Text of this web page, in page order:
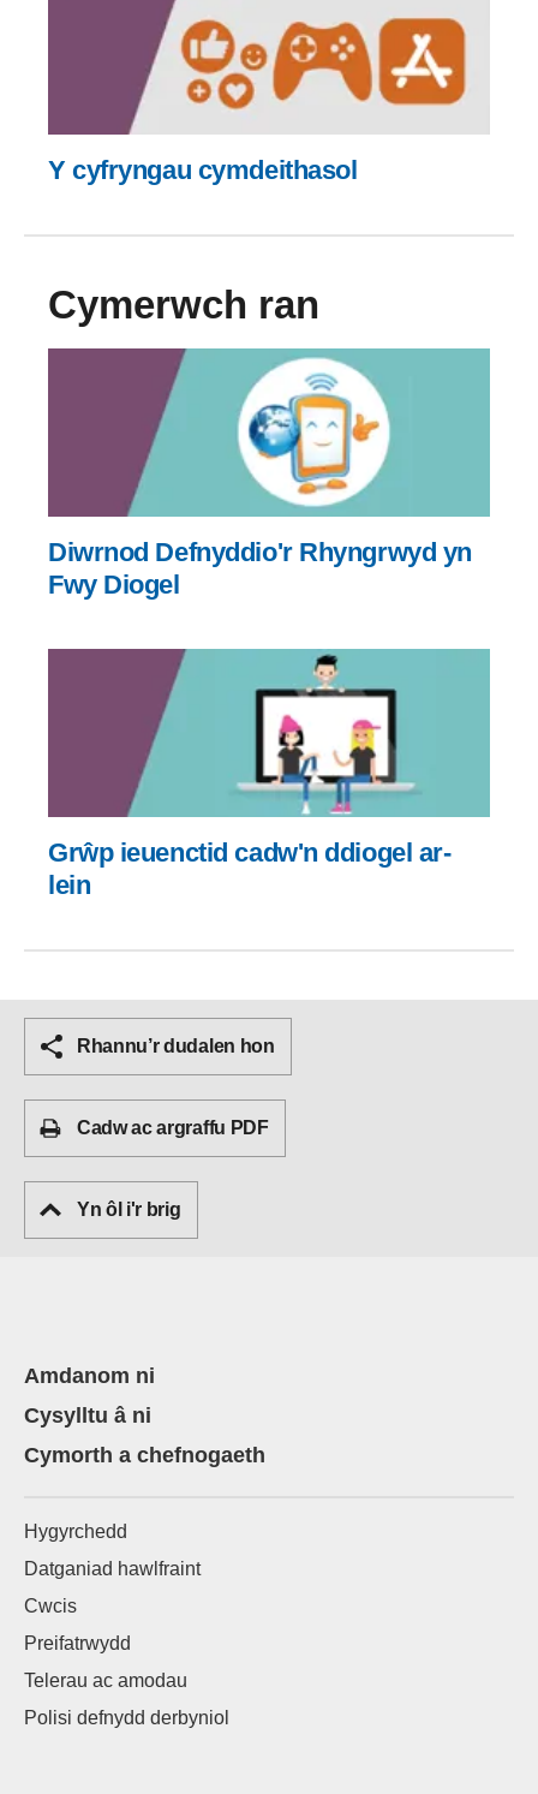
Y cyfryngau cymdeithasol
Cymerwch ran
Diwrnod Defnyddio'r Rhyngrwyd yn
Fwy Diogel
Grŵp ieuenctid cadw'n ddiogel ar-
lein
Rhannu’r dudalen hon
Cadw ac argraffu PDF
Yn ôl i'r brig
Amdanom ni
Cysylltu â ni
Cymorth a chefnogaeth
Hygyrchedd
Datganiad hawlfraint
Cwcis
Preifatrwydd
Telerau ac amodau
Polisi defnydd derbyniol